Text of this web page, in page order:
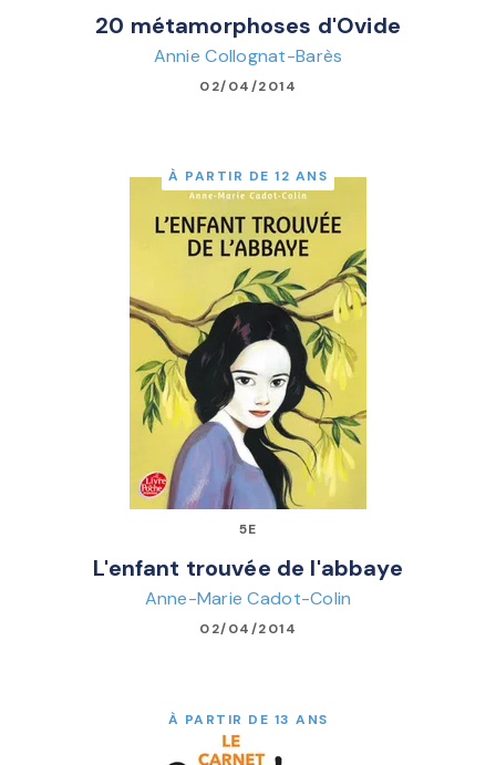
20 métamorphoses d'Ovide
Annie Collognat-Barès
02/04/2014
À PARTIR DE 12 ANS
5E
L'enfant trouvée de l'abbaye
Anne-Marie Cadot-Colin
02/04/2014
À PARTIR DE 13 ANS